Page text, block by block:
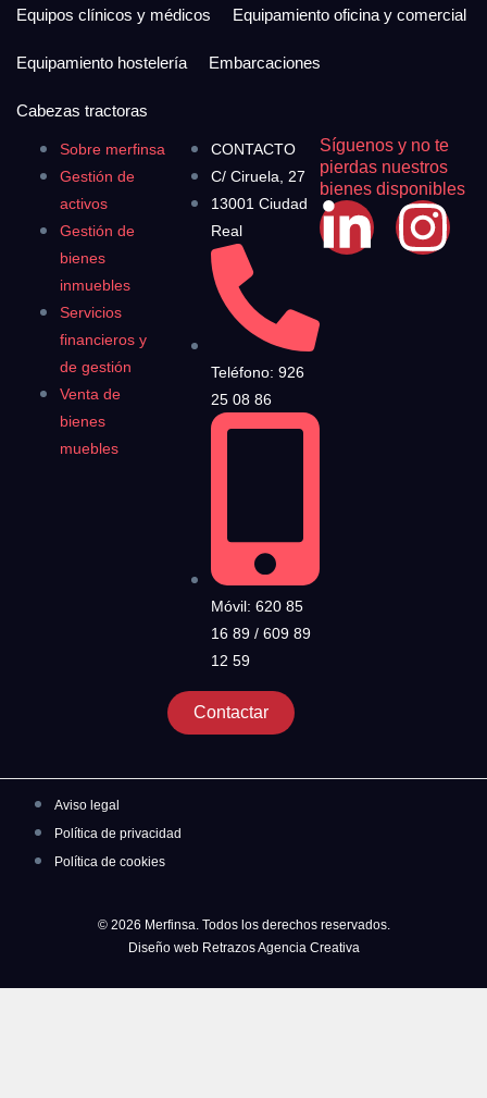
Sobre merfinsa
Gestión de
activos
Gestión de
bienes
inmuebles
Servicios
financieros y
de gestión
Venta de
bienes
muebles
CONTACTO
C/ Ciruela, 27
13001 Ciudad
Real
Teléfono: 926
25 08 86
Móvil: 620 85
16 89 / 609 89
12 59
Contactar
Síguenos y no te
pierdas nuestros
bienes disponibles
Equipos clínicos y médicos Equipamiento oficina y comercial
Equipamiento hostelería Embarcaciones
Cabezas tractoras
Aviso legal
Política de privacidad
Política de cookies
© 2026 Merfinsa. Todos los derechos reservados.
Diseño web Retrazos Agencia Creativa